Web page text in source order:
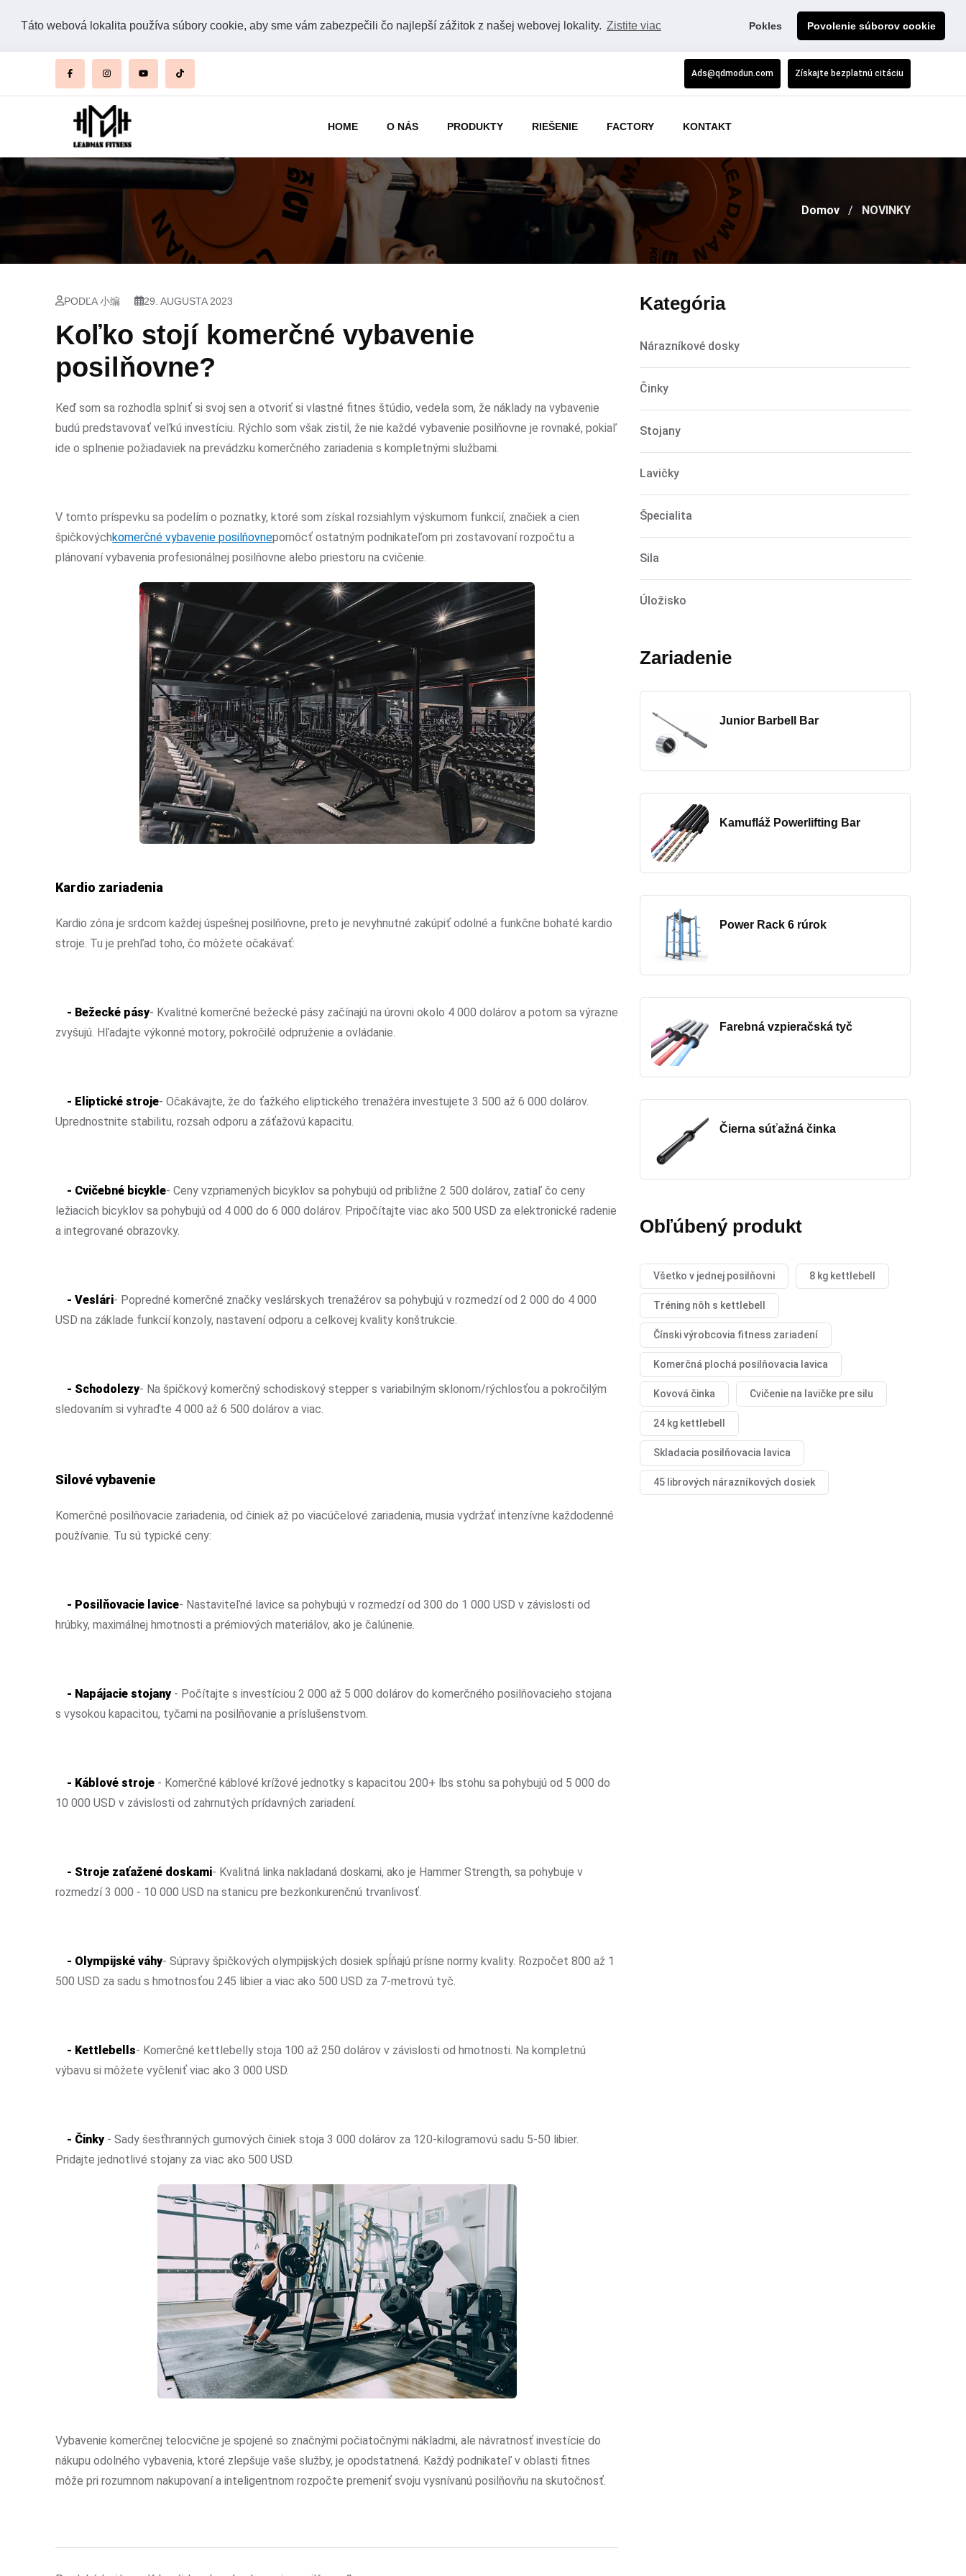
Táto webová lokalita používa súbory cookie, aby sme vám zabezpečili čo najlepší zážitok z našej webovej lokality. Zistite viac Pokles Povolenie súborov cookie
Ads@qdmodun.com Získajte bezplatnú citáciu
HOME O NÁS PRODUKTY RIEŠENIE FACTORY KONTAKT
Domov NOVINKY
PODĽA 小编 29. AUGUSTA 2023
Koľko stojí komerčné vybavenie
posilňovne?
Keď som sa rozhodla splniť si svoj sen a otvoriť si vlastné fitnes štúdio, vedela som, že náklady na vybavenie
budú predstavovať veľkú investíciu. Rýchlo som však zistil, že nie každé vybavenie posilňovne je rovnaké, pokiaľ
ide o splnenie požiadaviek na prevádzku komerčného zariadenia s kompletnými službami.
V tomto príspevku sa podelím o poznatky, ktoré som získal rozsiahlym výskumom funkcií, značiek a cien
špičkovýchkomerčné vybavenie posilňovnepomôcť ostatným podnikateľom pri zostavovaní rozpočtu a
plánovaní vybavenia profesionálnej posilňovne alebo priestoru na cvičenie.
Kardio zariadenia
Kardio zóna je srdcom každej úspešnej posilňovne, preto je nevyhnutné zakúpiť odolné a funkčne bohaté kardio
stroje. Tu je prehľad toho, čo môžete očakávať:
- Bežecké pásy- Kvalitné komerčné bežecké pásy začínajú na úrovni okolo 4 000 dolárov a potom sa výrazne
zvyšujú. Hľadajte výkonné motory, pokročilé odpruženie a ovládanie.
- Eliptické stroje- Očakávajte, že do ťažkého eliptického trenažéra investujete 3 500 až 6 000 dolárov.
Uprednostnite stabilitu, rozsah odporu a záťažovú kapacitu.
- Cvičebné bicykle- Ceny vzpriamených bicyklov sa pohybujú od približne 2 500 dolárov, zatiaľ čo ceny
ležiacich bicyklov sa pohybujú od 4 000 do 6 000 dolárov. Pripočítajte viac ako 500 USD za elektronické radenie
a integrované obrazovky.
- Veslári- Popredné komerčné značky veslárskych trenažérov sa pohybujú v rozmedzí od 2 000 do 4 000
USD na základe funkcií konzoly, nastavení odporu a celkovej kvality konštrukcie.
- Schodolezy- Na špičkový komerčný schodiskový stepper s variabilným sklonom/rýchlosťou a pokročilým
sledovaním si vyhraďte 4 000 až 6 500 dolárov a viac.
Silové vybavenie
Komerčné posilňovacie zariadenia, od činiek až po viacúčelové zariadenia, musia vydržať intenzívne každodenné
používanie. Tu sú typické ceny:
- Posilňovacie lavice- Nastaviteľné lavice sa pohybujú v rozmedzí od 300 do 1 000 USD v závislosti od
hrúbky, maximálnej hmotnosti a prémiových materiálov, ako je čalúnenie.
- Napájacie stojany - Počítajte s investíciou 2 000 až 5 000 dolárov do komerčného posilňovacieho stojana
s vysokou kapacitou, tyčami na posilňovanie a príslušenstvom.
- Káblové stroje - Komerčné káblové krížové jednotky s kapacitou 200+ lbs stohu sa pohybujú od 5 000 do
10 000 USD v závislosti od zahrnutých prídavných zariadení.
- Stroje zaťažené doskami- Kvalitná linka nakladaná doskami, ako je Hammer Strength, sa pohybuje v
rozmedzí 3 000 - 10 000 USD na stanicu pre bezkonkurenčnú trvanlivosť.
- Olympijské váhy- Súpravy špičkových olympijských dosiek spĺňajú prísne normy kvality. Rozpočet 800 až 1
500 USD za sadu s hmotnosťou 245 libier a viac ako 500 USD za 7-metrovú tyč.
- Kettlebells- Komerčné kettlebelly stoja 100 až 250 dolárov v závislosti od hmotnosti. Na kompletnú
výbavu si môžete vyčleniť viac ako 3 000 USD.
- Činky - Sady šesťhranných gumových činiek stoja 3 000 dolárov za 120-kilogramovú sadu 5-50 libier.
Pridajte jednotlivé stojany za viac ako 500 USD.
Vybavenie komerčnej telocvične je spojené so značnými počiatočnými nákladmi, ale návratnosť investície do
nákupu odolného vybavenia, ktoré zlepšuje vaše služby, je opodstatnená. Každý podnikateľ v oblasti fitnes
môže pri rozumnom nakupovaní a inteligentnom rozpočte premeniť svoju vysnívanú posilňovňu na skutočnosť.
Kategória
Nárazníkové dosky
Činky
Stojany
Lavičky
Špecialita
Sila
Úložisko
Zariadenie
Junior Barbell Bar
Kamufláž Powerlifting Bar
Power Rack 6 rúrok
Farebná vzpieračská tyč
Čierna súťažná činka
Obľúbený produkt
Všetko v jednej posilňovni 8 kg kettlebell
Tréning nôh s kettlebell
Čínski výrobcovia fitness zariadení
Komerčná plochá posilňovacia lavica
Kovová činka Cvičenie na lavičke pre silu
24 kg kettlebell
Skladacia posilňovacia lavica
45 librových nárazníkových dosiek